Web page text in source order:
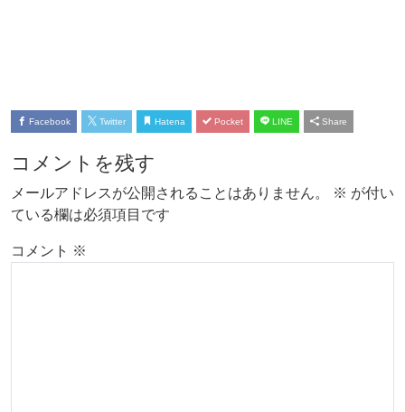
Facebook Twitter Hatena Pocket LINE Share
コメントを残す
メールアドレスが公開されることはありません。 ※ が付い
ている欄は必須項目です
コメント ※